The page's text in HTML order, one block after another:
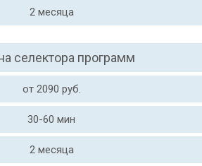
2 месяца
селектора программ
от 2090 руб.
30-60 мин
2 месяца